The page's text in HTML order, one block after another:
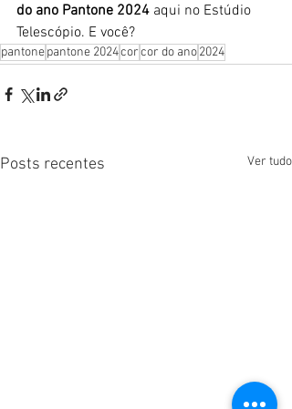
do ano Pantone 2024 aqui no Estúdio
Telescópio. E você?
pantonepantone 2024corcor do ano2024
Posts recentes Ver tudo